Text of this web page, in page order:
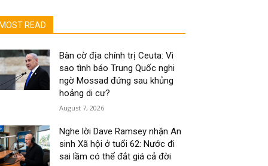
MOST READ
Bàn cờ địa chính trị Ceuta: Vì
sao tình báo Trung Quốc nghi
ngờ Mossad đứng sau khủng
hoảng di cư?
August 7, 2026
Nghe lời Dave Ramsey nhận An
sinh Xã hội ở tuổi 62: Nước đi
sai lầm có thể đắt giá cả đời